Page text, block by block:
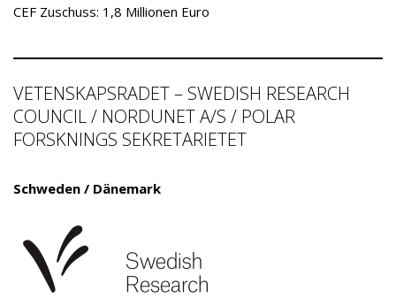
CEF Zuschuss: 1,8 Millionen Euro
VETENSKAPSRADET – SWEDISH RESEARCH
COUNCIL / NORDUNET A/S / POLAR
FORSKNINGS SEKRETARIETET
Schweden / Dänemark